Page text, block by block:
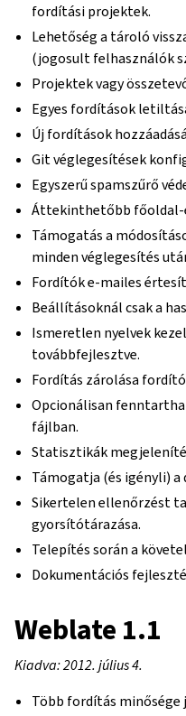
fordítási projektek.
Lehetőség a tároló
(jogosult felhasználók
Projektek vagy
Egyes fordítások
Új fordítások
Git véglegesítések
Egyszerű spamszűrő
Áttekinthetőbb főoldal-
Támogatás a
minden véglegesítés
Fordítók e-mailes
Beállításoknál csak a
Ismeretlen nyelvek
továbbfejlesztve.
Fordítás zárolása
Opcionálisan
fájlban.
Statisztikák
Támogatja (és igényli)
Sikertelen ellenőrzést
gyorsítótárazása.
Telepítés során a
Dokumentációs
Weblate 1.1
Kiadva: 2012. július 4.
Több fordítás minősége